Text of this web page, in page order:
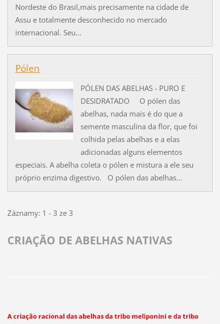
Nordeste do Brasil,mais precisamente na cidade de
Assu e totalmente desconhecido no mercado
internacional. Seu...
Pólen
PÓLEN DAS ABELHAS - PURO E
DESIDRATADO O pólen das
abelhas, nada mais é do que a
semente masculina da flor, que foi
colhida pelas abelhas e a elas
adicionadas alguns elementos
especiais. A abelha coleta o pólen e mistura a ele seu
próprio enzima digestivo. O pólen das abelhas...
Záznamy: 1 - 3 ze 3
CRIAÇÃO DE ABELHAS NATIVAS
A criação racional das abelhas da tribo meliponini e da tribo